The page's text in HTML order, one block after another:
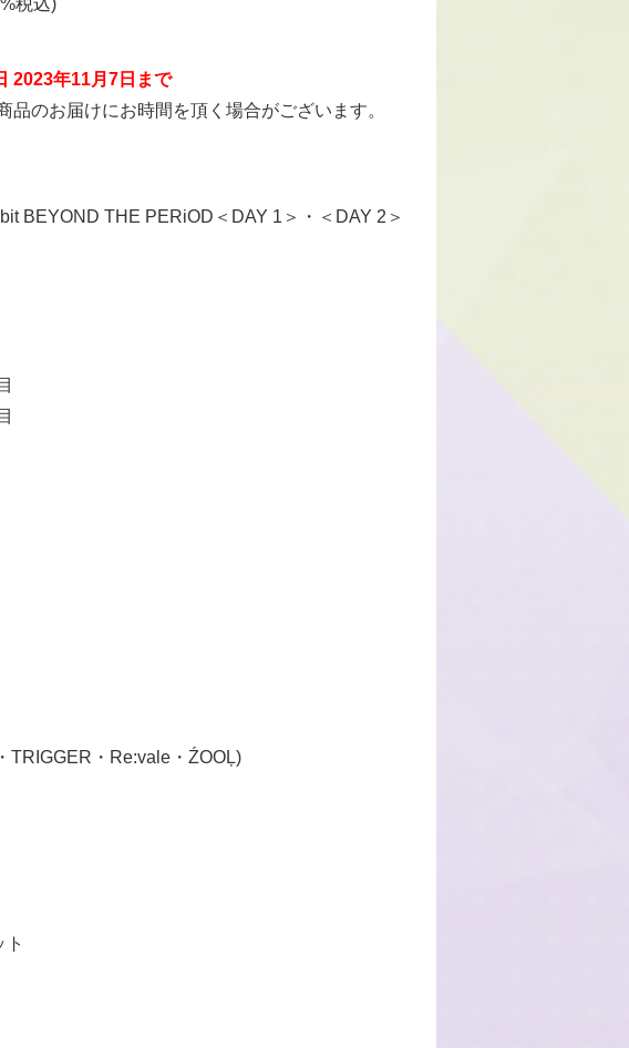
税込)
2023年11月7日まで
のお届けにお時間を頂く場合がございます。
BEYOND THE PERiOD＜DAY 1＞・＜DAY 2＞
TRIGGER・Re:vale・ŹOOĻ)